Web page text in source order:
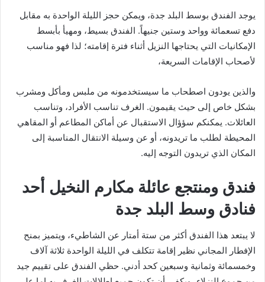
يوجد الفندق بوسط البلد جدة، ويمكن حجز الليلة الواحدة به مقابل
دفع تسعمائة وواحد وستين جنيهاً. الفندق بسيط، ومهيأ بأبسط
الإمكانيات التي يحتاجها النزيل أثناء فترة إقامته؛ لذا فهو مناسب
لأصحاب الإقامات السريعة،
والذين يودون اصطحاب ما سيستخدمونه من ملبس ومأكل ومشرب
بشكل خاص إلى حيث يقيمون. الغرف تناسب الأفراد، وتناسب
العائلات. يمكنكم سؤؤال الاستقبال عن أماكن المطاعم أو المقاهي
المحيطة لطلب ما تريدونه، أو عن وسيلة الانتقال المناسبة إلى
المكان الذي تريدون التوجه إليه.
فندق ومنتجع عائلة مكارم النخيل أحد
فنادق وسط البلد جدة
لا يبتعد هذا الفندق أكثر من ستة أمتار عن الشاطيء، ويتميز بمنح
الإفطار المجاني نظير إقامة تتكلف في الليلة الواحدة ثلاثة آلاف
وخمسمائة وثمانية وسبعين كحد أدني. حظي الفندق على تقييم جيد